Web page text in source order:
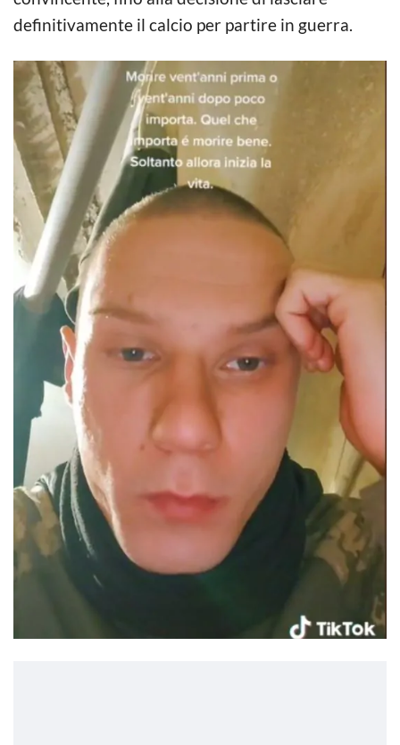
definitivamente il calcio per partire in guerra.